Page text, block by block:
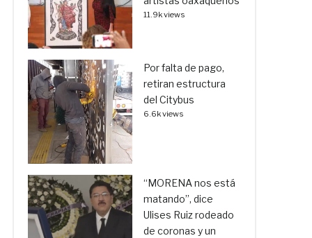
11.9k views
Por falta de pago,
retiran estructura
del Citybus
6.6k views
“MORENA nos está
matando”, dice
Ulises Ruiz rodeado
de coronas y un